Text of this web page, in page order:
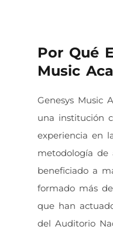
Por Qué
Music
Genesys Music
una institución
experiencia en
metodología de
beneficiado a
formado más
que han
del Auditorio